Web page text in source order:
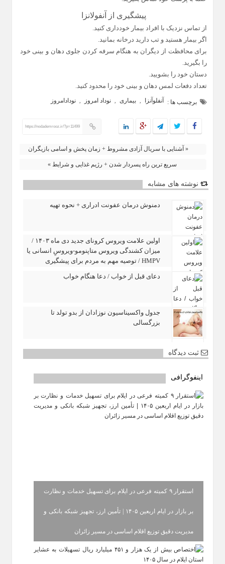
پیشگیری از آنفولانزا
از تماس نزدیک با افراد بیمار خودداری کنید.
اگر بیمار هستید و تب دارید درخانه بمانید.
برای محافظت از دیگران به هنگام سرفه کردن جلوی دهان و بینی خود
را بگیرید.
دستان خود را بشویید.
تعداد دفعات لمس دهان و بینی خود را محدود کنید.
برچسب ها : آنفلوآنزا بیماری نوداد امروز نودادامروز
https://nodademrooz.ir/?p=11499
« آشنایی با سریال آزادی مشروط + زمان پخش و اسامی بازیگران
سریع ترین راه پسردار شدن + رژیم غذایی و شرایط »
نوشته های مشابه
دمنوش درمان عفونت ادراری + نحوه تهیه
اولین علامت ویروس کرونای جدید دی ماه ۱۴۰۳ /
میزان کشندگی ویروس متاپنومو-ویروسِ انسانی یا
HMPV / توصیه مهم به مردم برای پیشگیری
دعای قبل از خواب / دعا هنگام خواب
جدول واکسیناسیون نوزادان از بدو تولد تا
بزرگسالی
ثبت دیدگاه
اینفوگرافی
استقرار ۹ کمیته فرعی در ایلام برای تسهیل خدمات و نظارت
بر بازار در ایام اربعین ۱۴۰۵ | تأمین ارز، تجهیز شبکه بانکی و
مدیریت دقیق توزیع اقلام اساسی در مسیر زائران